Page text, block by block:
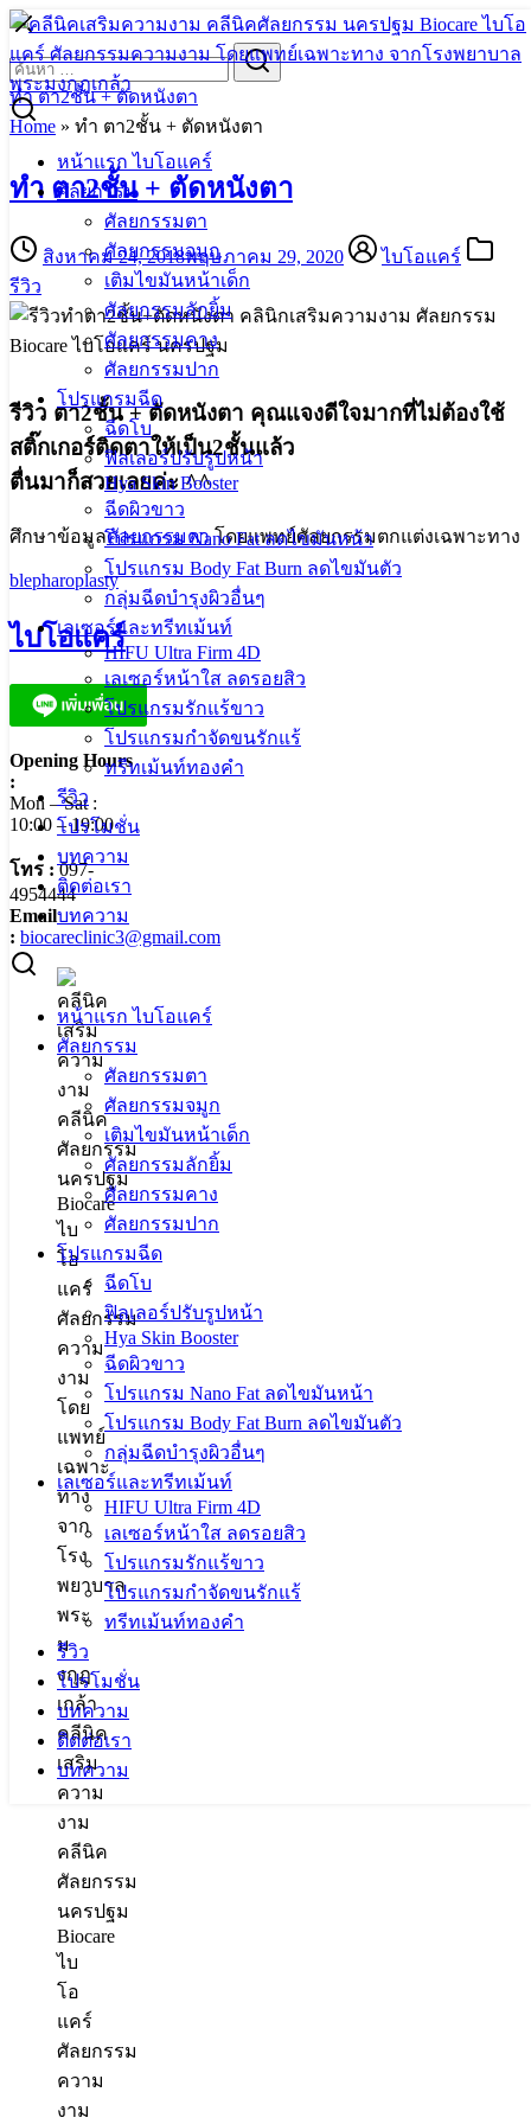
Skip
content
หน้าแรก ไบโอแคร์
ศัลยกรรม
ศัลยกรรมตา
ศัลยกรรมจมูก
เติมไขมันหน้าเด็ก
ศัลยกรรมลักยิ้ม
ศัลยกรรมคาง
ศัลยกรรมปาก
โปรแกรมฉีด
ฉีดโบ
ฟิลเลอร์ปรับรูปหน้า
Hya Skin Booster
ฉีดผิวขาว
โปรแกรม Nano Fat ลดไขมันหน้า
โปรแกรม Body Fat Burn ลดไขมันตัว
กลุ่มฉีดบำรุงผิวอื่นๆ
เลเซอร์และทรีทเม้นท์
HIFU Ultra Firm 4D
เลเซอร์หน้าใส ลดรอยสิว
โปรแกรมรักแร้ขาว
โปรแกรมกำจัดขนรักแร้
ทรีทเม้นท์ทองคำ
รีวิว
โปรโมชั่น
บทความ
ติดต่อเรา
บทความ
หน้าแรก ไบโอแคร์
ศัลยกรรม
ศัลยกรรมตา
ศัลยกรรมจมูก
เติมไขมันหน้าเด็ก
ศัลยกรรมลักยิ้ม
ศัลยกรรมคาง
ศัลยกรรมปาก
โปรแกรมฉีด
ฉีดโบ
ฟิลเลอร์ปรับรูปหน้า
Hya Skin Booster
ฉีดผิวขาว
โปรแกรม Nano Fat ลดไขมันหน้า
โปรแกรม Body Fat Burn ลดไขมันตัว
กลุ่มฉีดบำรุงผิวอื่นๆ
เลเซอร์และทรีทเม้นท์
HIFU Ultra Firm 4D
เลเซอร์หน้าใส ลดรอยสิว
โปรแกรมรักแร้ขาว
โปรแกรมกำจัดขนรักแร้
ทรีทเม้นท์ทองคำ
รีวิว
โปรโมชั่น
บทความ
ติดต่อเรา
บทความ
Search
for:
Search
ทำ ตา2ชั้น + ตัดหนังตา
Home » ทำ ตา2ชั้น + ตัดหนังตา
ทำ ตา2ชั้น + ตัดหนังตา
สิงหาคม 24, 2018พฤษภาคม 29, 2020
ไบโอแคร์
รีวิว
รีวิว ตา2ชั้น + ตัดหนังตา คุณแจงดีใจมากที่ไม่ต้องใช้
สติ๊กเกอร์ติดตาให้เป็น2ชั้นแล้ว
ตื่นมาก็สวยเลยค่ะ ^^
ศึกษาข้อมูลศัลยกรรมตาโดยแพทย์ศัลยกรรมตกแต่งเฉพาะทาง
blepharoplasty
ไบโอแคร์
Opening Hours
:
Mon – Sat :
10:00 – 19:00
โทร :097-
4954444
Email
: biocareclinic3@gmail.com
คลีนิค
เสริม
ความ
งาม
คลีนิค
ศัลยกรรม
นครปฐม
Biocare
ไบ
โอ
แคร์
ศัลยกรรม
ความ
งาม